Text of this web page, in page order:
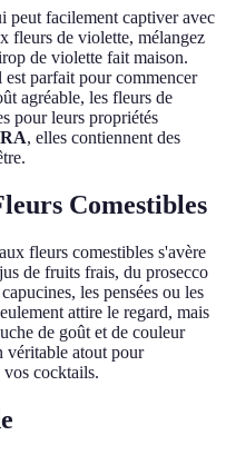
peut facilement captiver avec
fleurs de violette, mélangez
de violette fait maison.
parfait pour commencer
agréable, les fleurs de
pour leurs propriétés
, elles contiennent des
Comestibles
fleurs comestibles s'avère
de fruits frais, du prosecco
les pensées ou les
attire le regard, mais
de goût et de couleur
véritable atout pour
vos cocktails.